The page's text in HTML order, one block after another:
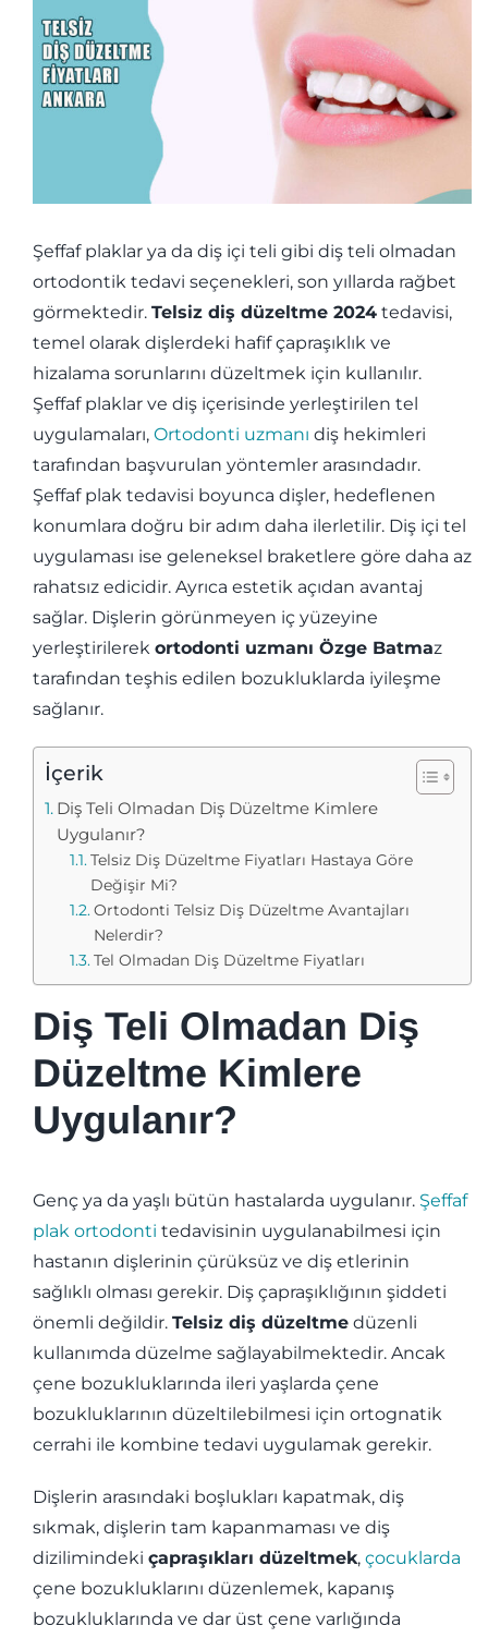
İLETİŞİM
Şeffaf plaklar ya da diş içi teli gibi diş teli olmadan
ortodontik tedavi seçenekleri, son yıllarda rağbet
görmektedir. Telsiz diş düzeltme 2024tedavisi,
temel olarak dişlerdeki hafif çapraşıklık ve
hizalama sorunlarını düzeltmek için kullanılır.
Şeffaf plaklar ve diş içerisinde yerleştirilen tel
uygulamaları, Ortodonti uzmanı diş hekimleri
tarafından başvurulan yöntemler arasındadır.
Şeffaf plak tedavisi boyunca dişler, hedeflenen
konumlara doğru bir adım daha ilerletilir. Diş içi tel
uygulaması ise geleneksel braketlere göre daha az
rahatsız edicidir. Ayrıca estetik açıdan avantaj
sağlar. Dişlerin görünmeyen iç yüzeyine
yerleştirilerek ortodonti uzmanı Özge Batmaz
tarafından teşhis edilen bozukluklarda iyileşme
sağlanır.
İçerik
Diş Teli Olmadan Diş Düzeltme Kimlere
Uygulanır?
Telsiz Diş Düzeltme Fiyatları Hastaya Göre
Değişir Mi?
Ortodonti Telsiz Diş Düzeltme Avantajları
Nelerdir?
Tel Olmadan Diş Düzeltme Fiyatları
Diş Teli Olmadan Diş
Düzeltme Kimlere
Uygulanır?
Genç ya da yaşlı bütün hastalarda uygulanır. Şeffaf
plak ortodonti tedavisinin uygulanabilmesi için
hastanın dişlerinin çürüksüz ve diş etlerinin
sağlıklı olması gerekir. Diş çapraşıklığının şiddeti
önemli değildir. Telsiz diş düzeltmedüzenli
kullanımda düzelme sağlayabilmektedir. Ancak
çene bozukluklarında ileri yaşlarda çene
bozukluklarının düzeltilebilmesi için ortognatik
cerrahi ile kombine tedavi uygulamak gerekir.
Dişlerin arasındaki boşlukları kapatmak, diş
sıkmak, dişlerin tam kapanmaması ve diş
dizilimindeki çapraşıkları düzeltmek, çocuklarda
çene bozukluklarını düzenlemek, kapanış
bozukluklarında ve dar üst çene varlığında